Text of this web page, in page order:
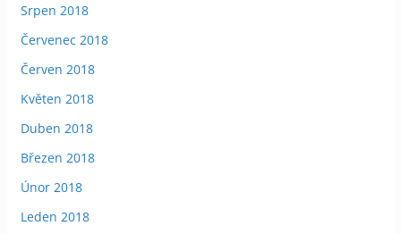
Srpen 2018
Červenec 2018
Červen 2018
Květen 2018
Duben 2018
Březen 2018
Únor 2018
Leden 2018